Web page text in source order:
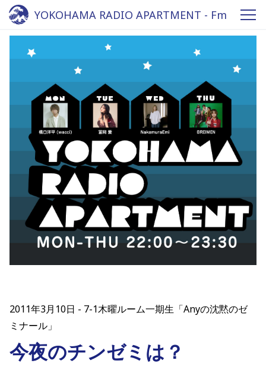
YOKOHAMA RADIO APARTMENT - Fm
yokohama 84.7
2011年3月10日
7-1木曜ルーム一期生「Anyの沈黙のゼ
ミナール」
今夜のチンゼミは？